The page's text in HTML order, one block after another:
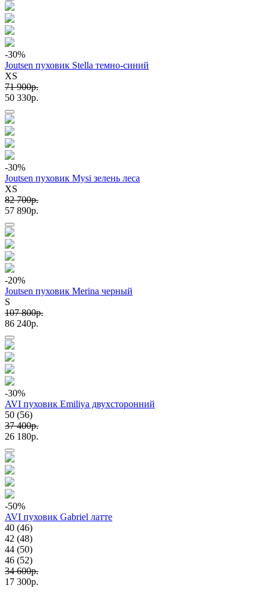
-30%
Joutsen пуховик Stella темно-синий
XS
71 900p.
50 330p.
-30%
Joutsen пуховик Mysi зелень леса
XS
82 700p.
57 890p.
-20%
Joutsen пуховик Merina черный
S
107 800p.
86 240p.
-30%
AVI пуховик Emiliya двухсторонний
50 (56)
37 400p.
26 180p.
-50%
AVI пуховик Gabriel латте
40 (46)
42 (48)
44 (50)
46 (52)
34 600p.
17 300p.